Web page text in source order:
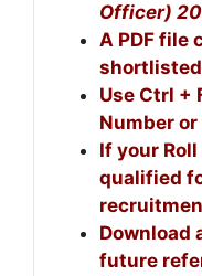
Officer)
A PDF file
Use Ctrl +
Number
If your
qualified
Download
future